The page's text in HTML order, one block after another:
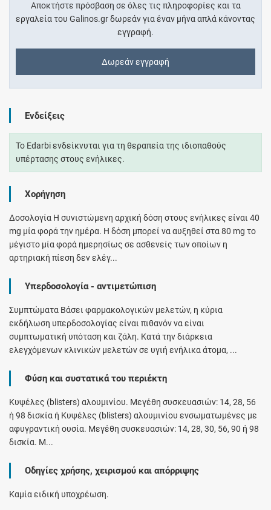
Αποκτήστε πρόσβαση σε όλες τις πληροφορίες και τα
εργαλεία του Galinos.gr δωρεάν για έναν μήνα απλά κάνοντας
εγγραφή.
Δωρεάν εγγραφή
Ενδείξεις
Το Edarbi ενδείκνυται για τη θεραπεία της ιδιοπαθούς
υπέρτασης στους ενήλικες.
Χορήγηση
Δοσολογία Η συνιστώμενη αρχική δόση στους ενήλικες είναι 40
mg μία φορά την ημέρα. Η δόση μπορεί να αυξηθεί στα 80 mg το
μέγιστο μία φορά ημερησίως σε ασθενείς των οποίων η
αρτηριακή πίεση δεν ελέγ...
Υπερδοσολογία - αντιμετώπιση
Συμπτώματα Βάσει φαρμακολογικών μελετών, η κύρια
εκδήλωση υπερδοσολογίας είναι πιθανόν να είναι
συμπτωματική υπόταση και ζάλη. Κατά την διάρκεια
ελεγχόμενων κλινικών μελετών σε υγιή ενήλικα άτομα, ...
Φύση και συστατικά του περιέκτη
Κυψέλες (blisters) αλουμινίου. Μεγέθη συσκευασιών: 14, 28, 56
ή 98 δισκία ή Κυψέλες (blisters) αλουμινίου ενσωματωμένες με
αφυγραντική ουσία. Μεγέθη συσκευασιών: 14, 28, 30, 56, 90 ή 98
δισκία. Μ...
Οδηγίες χρήσης, χειρισμού και απόρριψης
Καμία ειδική υποχρέωση.